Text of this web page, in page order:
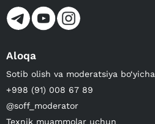
Aloqa
Sotib olish va moderatsiya bo‘yicha
+998 (91) 008 67 89
@soff_moderator
Texnik muammolar uchun